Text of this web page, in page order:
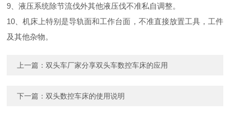
9、液压系统除节流伐外其他液压伐不准私自调整。
10、机床上特别是导轨面和工作台面，不准直接放置工具，工件
及其他杂物。
上一篇：双头车厂家分享双头车数控车床的应用
下一篇：双头数控车床的使用说明